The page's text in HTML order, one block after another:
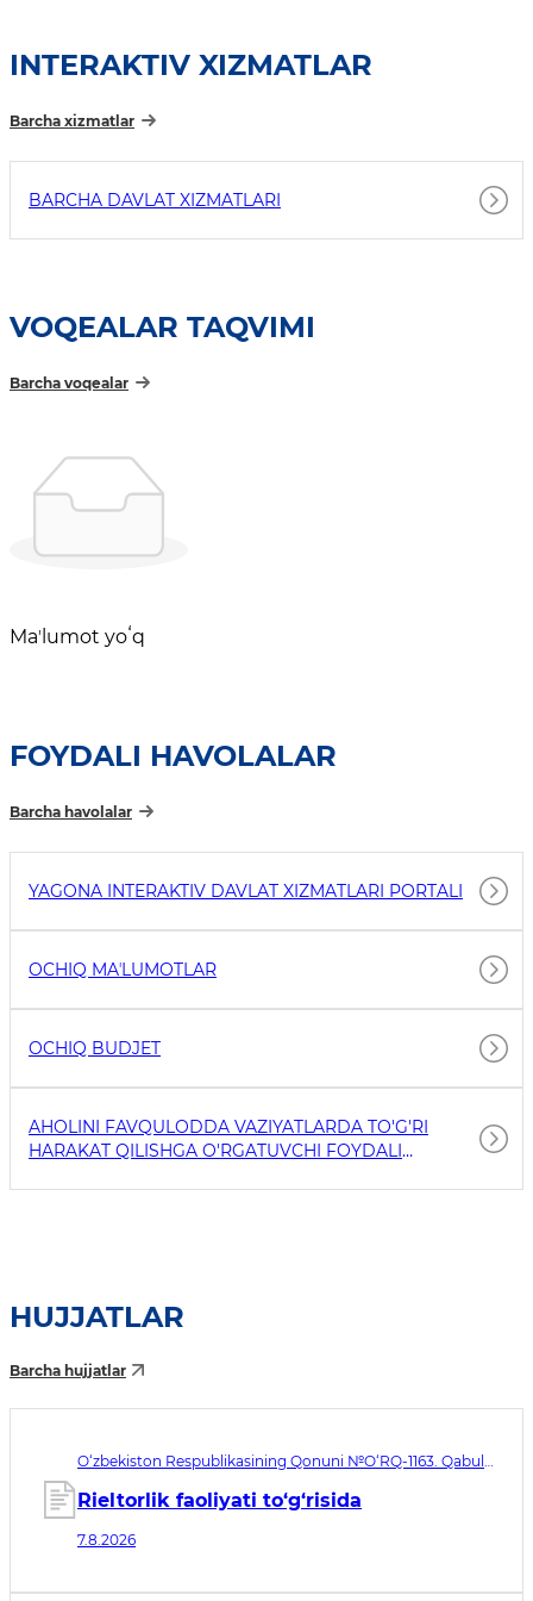
INTERAKTIV XIZMATLAR
Barcha xizmatlar
BARCHA DAVLAT XIZMATLARI
VOQEALAR TAQVIMI
Barcha voqealar
Maʼlumot yoʻq
FOYDALI HAVOLALAR
Barcha havolalar
YAGONA INTERAKTIV DAVLAT XIZMATLARI PORTALI
OCHIQ MAʼLUMOTLAR
OCHIQ BUDJET
AHOLINI FAVQULODDA VAZIYATLARDA TO'G'RI
HARAKAT QILISHGA O'RGATUVCHI FOYDALI
HUJJATLAR
Barcha hujjatlar
O‘zbekiston Respublikasining Qonuni №O‘RQ-1163. Qabul
Rieltorlik faoliyati to‘g‘risida
7.8.2026